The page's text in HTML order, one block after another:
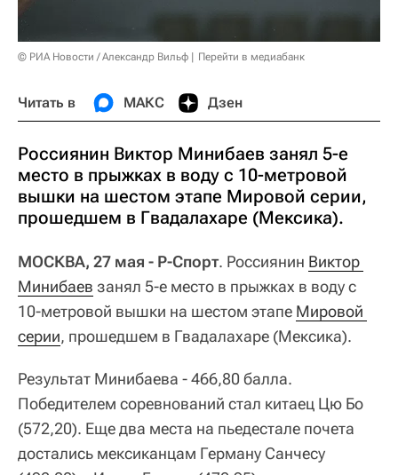
© РИА Новости / Александр Вильф Перейти в медиабанк
Читать в МАКС Дзен
Россиянин Виктор Минибаев занял 5-е
место в прыжках в воду с 10-метровой
вышки на шестом этапе Мировой серии,
прошедшем в Гвадалахаре (Мексика).
МОСКВА, 27 мая - Р-Спорт. Россиянин Виктор
Минибаев занял 5-е место в прыжках в воду с
10-метровой вышки на шестом этапе Мировой
серии, прошедшем в Гвадалахаре (Мексика).
Результат Минибаева - 466,80 балла.
Победителем соревнований стал китаец Цю Бо
(572,20). Еще два места на пьедестале почета
достались мексиканцам Герману Санчесу